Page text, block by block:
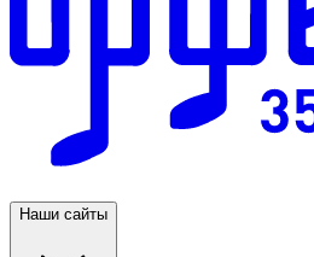
Наши сайты